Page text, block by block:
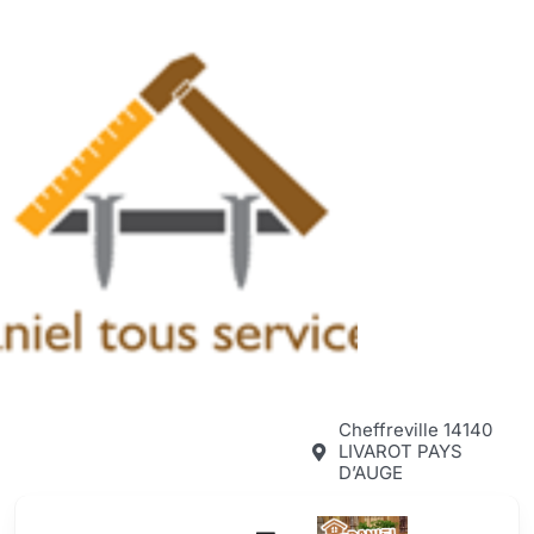
Cheffreville 14140
LIVAROT PAYS
D’AUGE